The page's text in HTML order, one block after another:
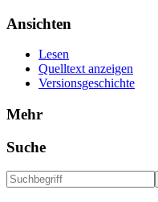
Ansichten
Lesen
Quelltext anzeigen
Versionsgeschichte
Mehr
Suche